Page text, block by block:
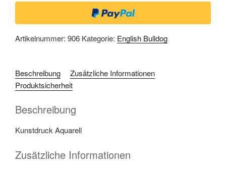
Artikelnummer: 906 Kategorie: English Bulldog
Beschreibung
Zusätzliche Informationen
Produktsicherheit
Beschreibung
Kunstdruck Aquarell
Zusätzliche Informationen